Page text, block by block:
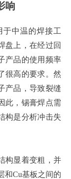
响
中温的焊接工
盘上，在经过回
产品的使用频率
很高的要求。然
产品，导致裂缝
此，锡膏焊点需
构是分析冲击失
构显着变粗，并
和Cu基板之间的